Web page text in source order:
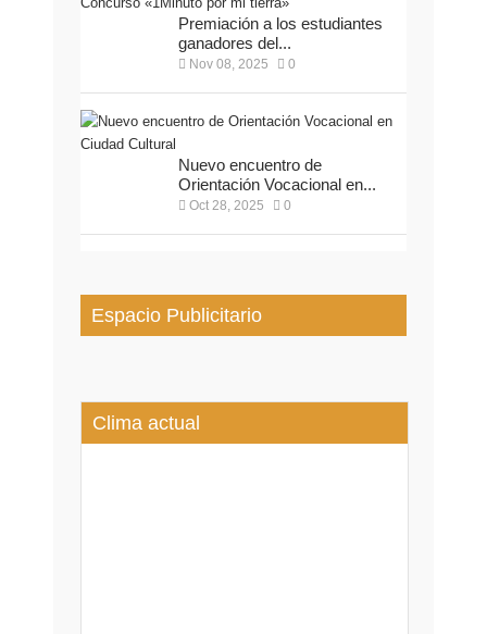
Premiación a los estudiantes
ganadores del...
Nov 08, 2025 0
Nuevo encuentro de
Orientación Vocacional en...
Oct 28, 2025 0
Espacio Publicitario
Clima actual